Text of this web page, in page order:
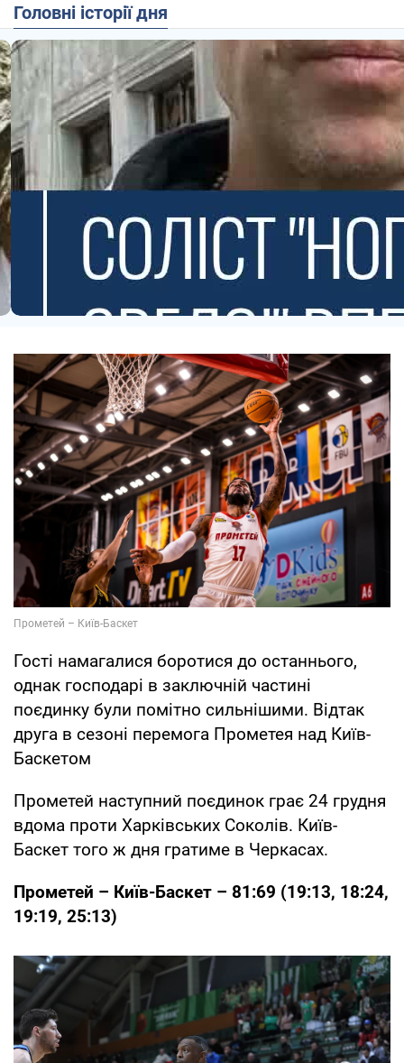
Головні історії дня
Гості намагалися боротися до останнього,
однак господарі в заключній частині
поєдинку були помітно сильнішими. Відтак
друга в сезоні перемога Прометея над Київ-
Баскетом
Прометей наступний поєдинок грає 24 грудня
вдома проти Харківських Соколів. Київ-
Баскет того ж дня гратиме в Черкасах.
Прометей – Київ-Баскет – 81:69 (19:13, 18:24,
19:19, 25:13)